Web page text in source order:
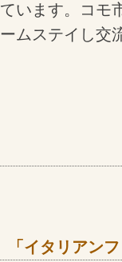
ています。コモ
ームステイし交
「イタリアン